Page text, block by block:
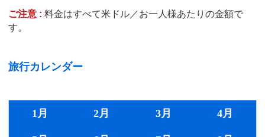
ご注意 : 料金はすべて米ドル／お一人様あたりの金額で
す。
旅行カレンダー
1月 2月 3月 4月